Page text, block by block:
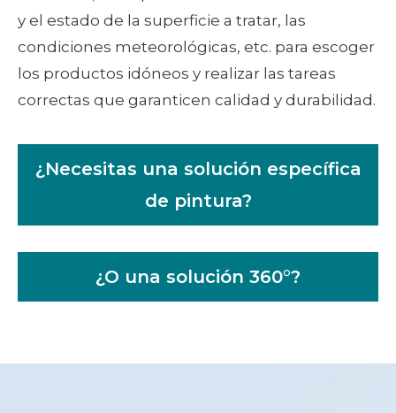
y el estado de la superficie a tratar, las
condiciones meteorológicas, etc. para escoger
los productos idóneos y realizar las tareas
correctas que garanticen calidad y durabilidad.
¿Necesitas una solución específica
de pintura?
¿O una solución 360°?